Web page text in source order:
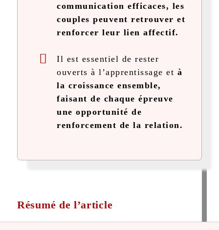
communication efficaces, les
couples peuvent retrouver et
renforcer leur lien affectif.
Il est essentiel de rester
ouverts à l’apprentissage et à
la croissance ensemble,
faisant de chaque épreuve
une opportunité de
renforcement de la relation.
Résumé de l’article